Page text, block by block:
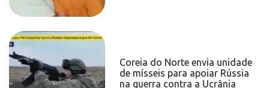
Coreia do Norte envia unidade
de mísseis para apoiar Rússia
na guerra contra a Ucrânia